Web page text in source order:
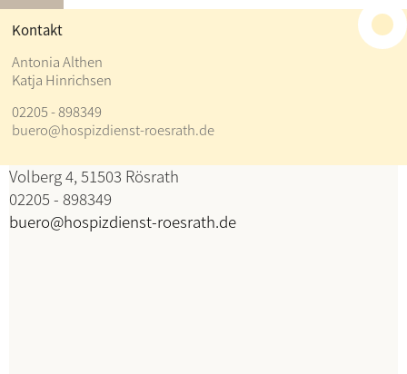
Kontakt
Antonia Althen
Katja Hinrichsen
02205 - 898349
buero@hospizdienst-roesrath.de
Kontakt
Antonia Althen
Katja Hinrichsen
Volberg 4, 51503 Rösrath
02205 - 898349
buero@hospizdienst-roesrath.de
≡